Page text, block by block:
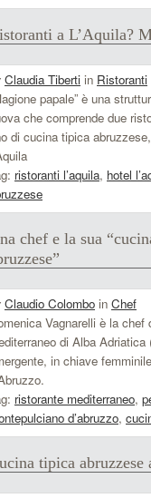
a L’Aquila?
Claudia Tiberti in Ristoranti
papale” è una
che comprende due
di cucina tipica
ristoranti l’aquila, hotel
chef e la sua
Claudio Colombo in Chef
Vagnarelli è la chef
di Alba
in chiave
ristorante mediterraneo,
d’abruzzo,
tipica abruzzese